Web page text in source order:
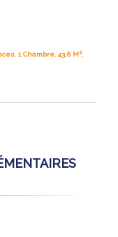
1 Chambre, 43.6 M²,